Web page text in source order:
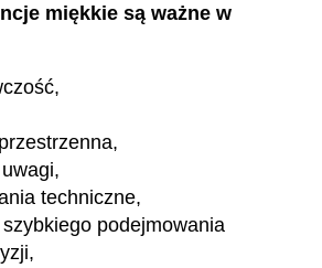
miękkie są ważne w
techniczne,
podejmowania